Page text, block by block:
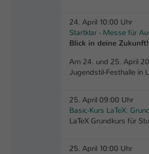
24. April 10:00 Uhr
Startklar - Messe für
Blick in deine
Am 24. und 25. April
Jugendstil-Festhalle in
25. April 09:00 Uhr
Basic-Kurs LaTeX:
LaTeX Grundkurs für
25. April 10:00 Uhr